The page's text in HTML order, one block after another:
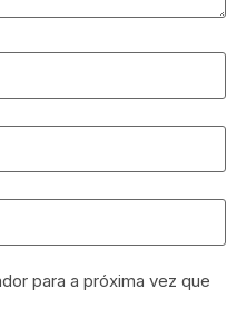
para a próxima vez que